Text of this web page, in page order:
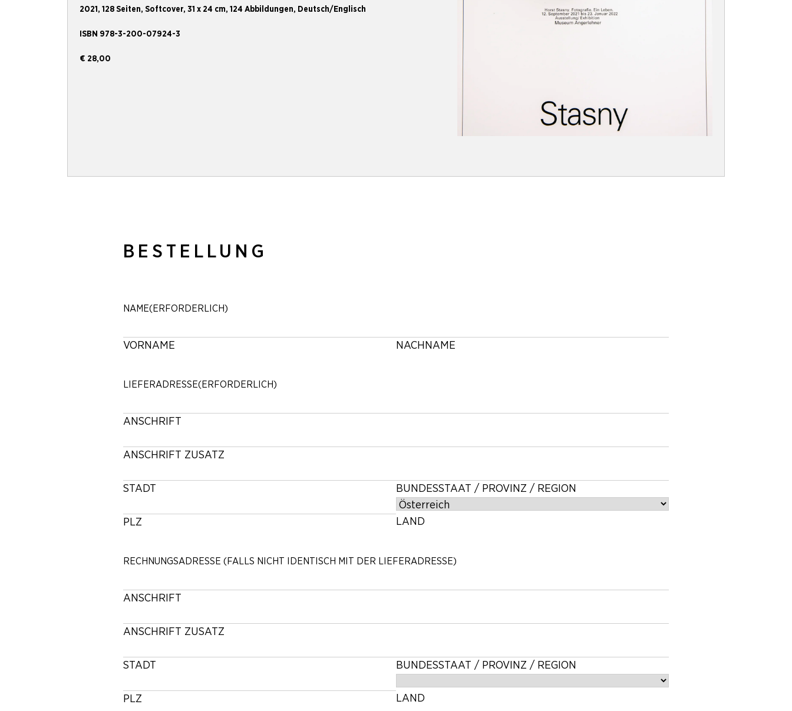
2021, 128 Seiten, Softcover, 31 x 24 cm, 124 Abbildungen, Deutsch/Englisch
ISBN 978-3-200-07924-3
€ 28,00
BESTELLUNG
NAME(ERFORDERLICH)
VORNAME NACHNAME
LIEFERADRESSE(ERFORDERLICH)
ANSCHRIFT
ANSCHRIFT ZUSATZ
STADT BUNDESSTAAT / PROVINZ / REGION
PLZ LAND
RECHNUNGSADRESSE (FALLS NICHT IDENTISCH MIT DER LIEFERADRESSE)
ANSCHRIFT
ANSCHRIFT ZUSATZ
STADT BUNDESSTAAT / PROVINZ / REGION
PLZ LAND